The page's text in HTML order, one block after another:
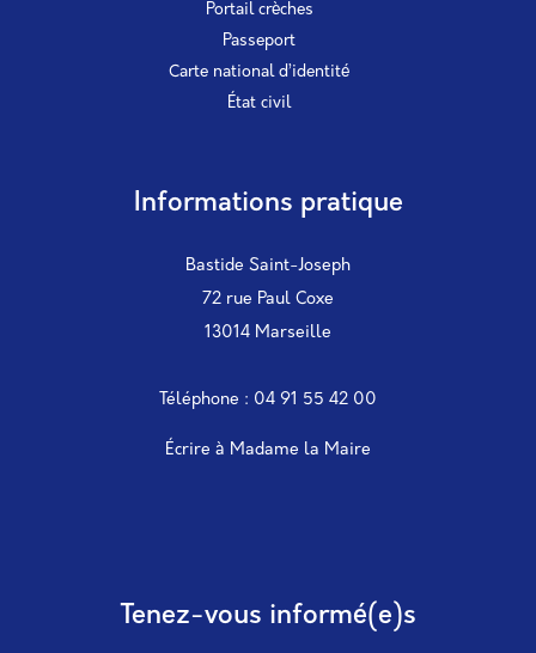
Portail crèches
Passeport
Carte national d’identité
État civil
Informations pratique
Bastide Saint-Joseph
72 rue Paul Coxe
13014 Marseille
Téléphone : 04 91 55 42 00
Écrire à Madame la Maire
Tenez-vous informé(e)s